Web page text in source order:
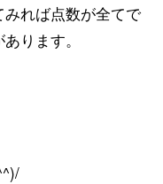
れば点数が全てで
ります。